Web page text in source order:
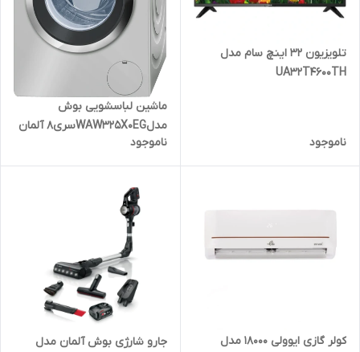
تلویزیون ۳۲ اینچ سام مدل
UA32T4600TH
ناموجود
ماشین لباسشویی بوش
مدلWAW325X0EGسری۸ آلمان
۹ کیلو
ناموجود
کولر گازی ایوولی 18000 مدل
جارو شارژی بوش آلمان مدل